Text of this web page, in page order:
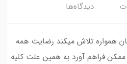
دیدگاه‌ها
همواره تلاش میکند رضایت همه
ممکن فراهم آورد به همین علت کلیه